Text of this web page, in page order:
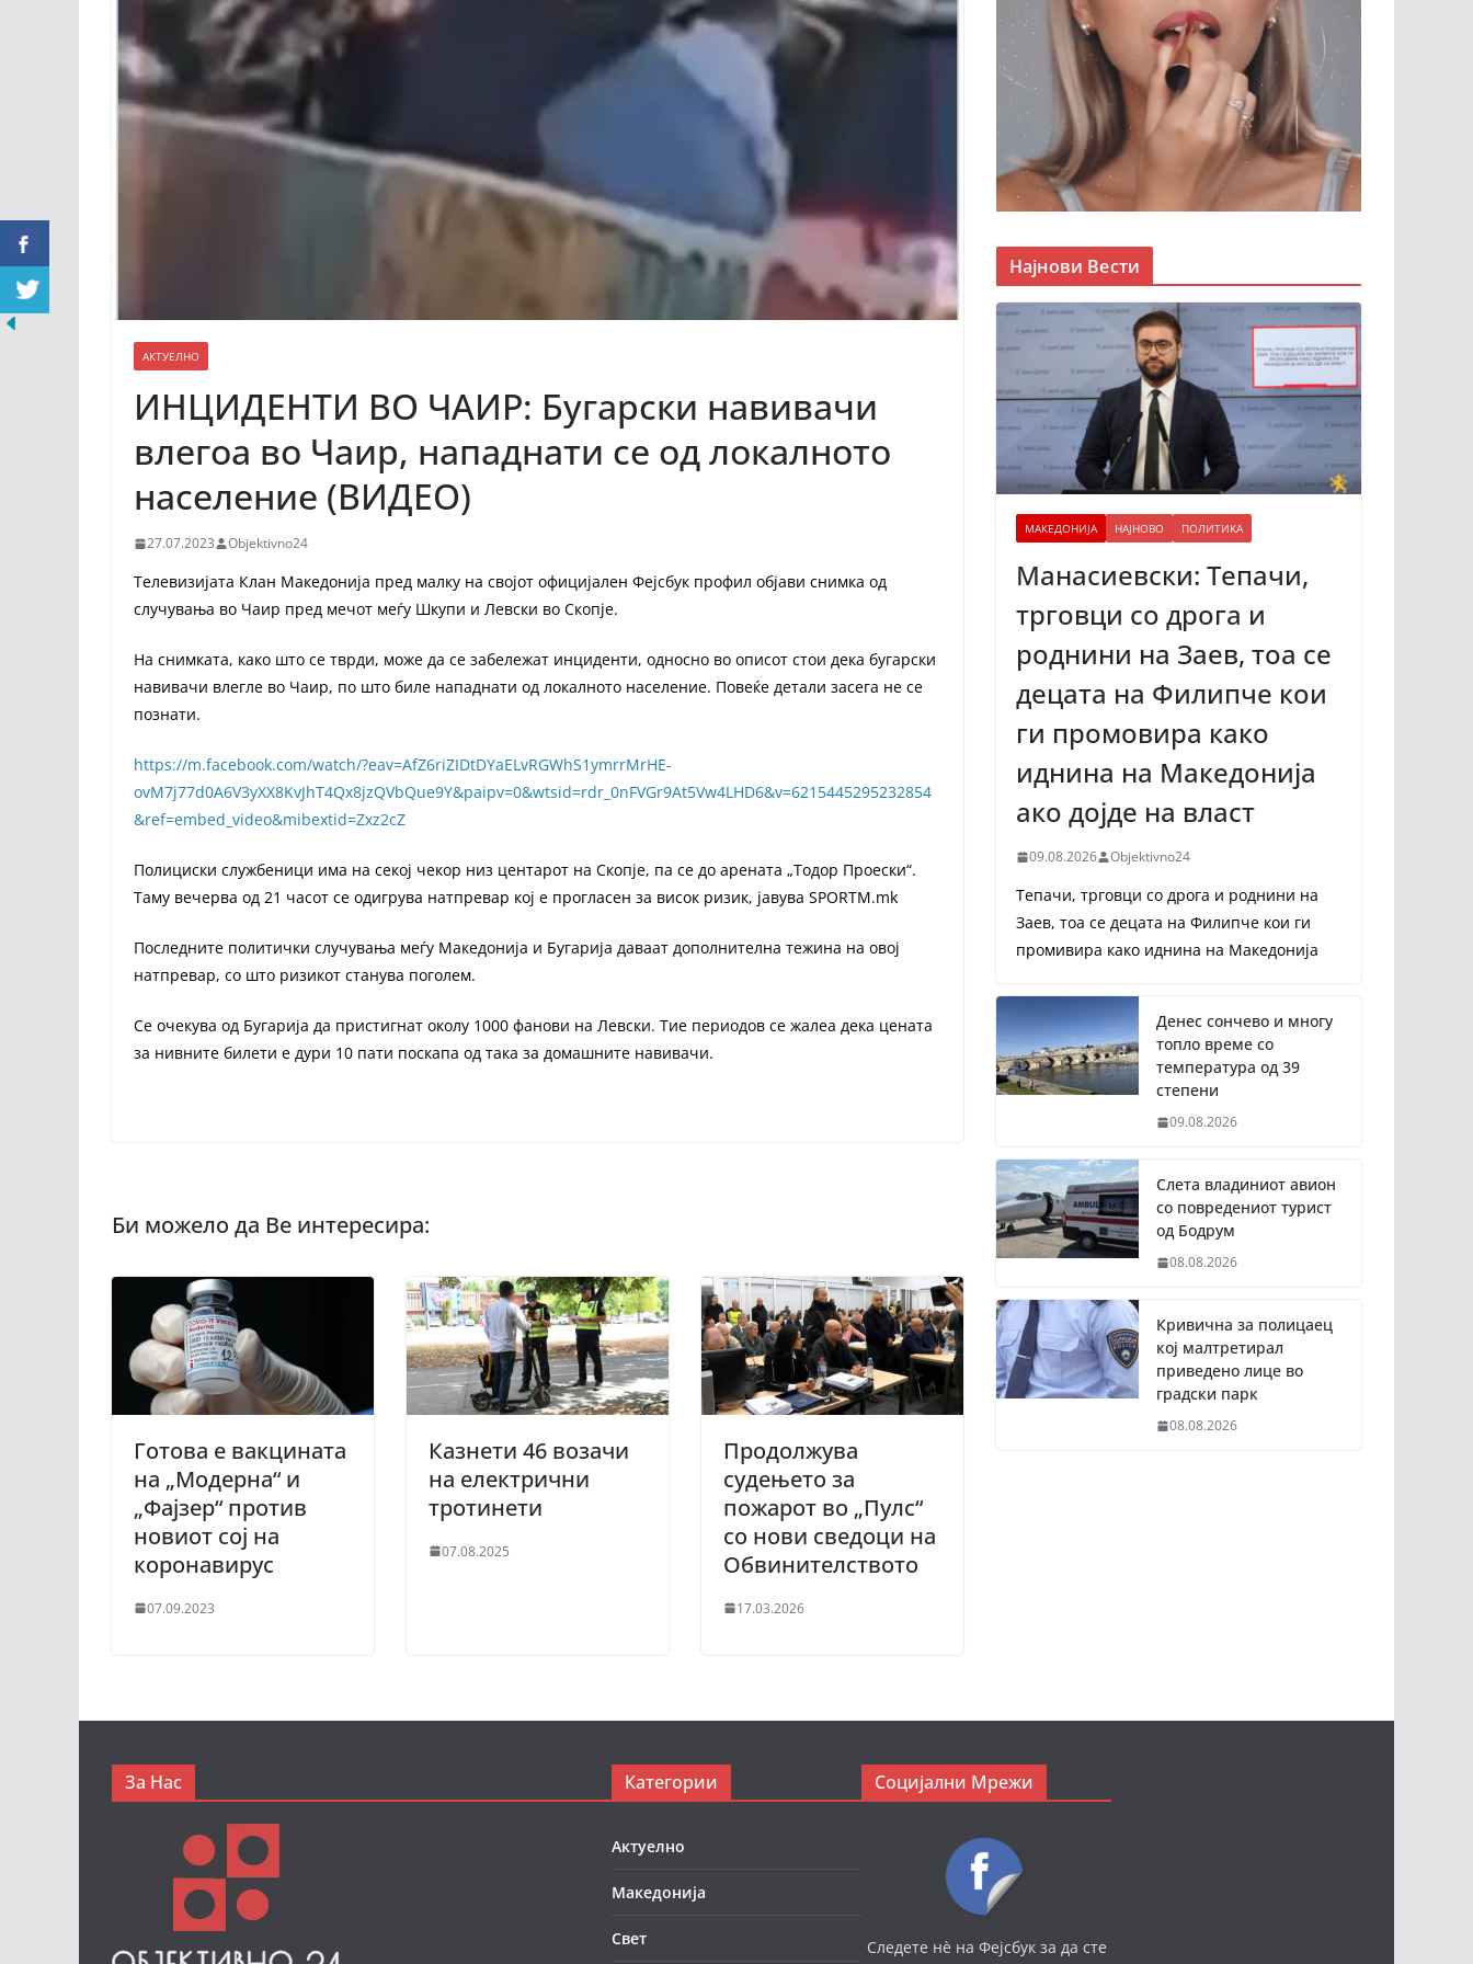
АКТУЕЛНО
ИНЦИДЕНТИ ВО ЧАИР: Бугарски навивачи
влегоа во Чаир, нападнати се од локалното
население (ВИДЕО)
27.07.2023 Objektivno24
Телевизијата Клан Македонија пред малку на својот официјален Фејсбук профил објави снимка од
случувања во Чаир пред мечот меѓу Шкупи и Левски во Скопје.
На снимката, како што се тврди, може да се забележат инциденти, односно во описот стои дека бугарски
навивачи влегле во Чаир, по што биле нападнати од локалното население. Повеќе детали засега не се
познати.
https://m.facebook.com/watch/?eav=AfZ6riZIDtDYaELvRGWhS1ymrrMrHE-
ovM7j77d0A6V3yXX8KvJhT4Qx8jzQVbQue9Y&paipv=0&wtsid=rdr_0nFVGr9At5Vw4LHD6&v=6215445295232854
&ref=embed_video&mibextid=Zxz2cZ
Полициски службеници има на секој чекор низ центарот на Скопје, па се до арената „Тодор Проески“.
Таму вечерва од 21 часот се одигрува натпревар кој е прогласен за висок ризик, јавува SPORTM.mk
Последните политички случувања меѓу Македонија и Бугарија даваат дополнителна тежина на овој
натпревар, со што ризикот станува поголем.
Се очекува од Бугарија да пристигнат околу 1000 фанови на Левски. Тие периодов се жалеа дека цената
за нивните билети е дури 10 пати поскапа од така за домашните навивачи.
Готова е вакцината
на „Модерна“ и
„Фајзер“ против
новиот сој на
коронавирус
07.09.2023
Казнети 46 возачи
на електрични
тротинети
07.08.2025
Продолжува
судењето за
пожарот во „Пулс“
со нови сведоци на
Обвинителството
17.03.2026
Најнови Вести
МАКЕДОНИЈА НАЈНОВО ПОЛИТИКА
Манасиевски: Тепачи,
трговци со дрога и
роднини на Заев, тоа се
децата на Филипче кои
ги промoвира како
иднина на Македонија
ако дојде на власт
09.08.2026 Objektivno24
Тепачи, трговци со дрога и роднини на
Заев, тоа се децата на Филипче кои ги
промивира како иднина на Македонија
Денес сончево и многу
топло време со
температура од 39
степени
09.08.2026
Слета владиниот авион
со повредениот турист
од Бодрум
08.08.2026
Кривична за полицаец
кој малтретирал
приведено лице во
градски парк
08.08.2026
За Нас Категории
Актуелно
Македонија
Свет
Социјални Мрежи
Следете нè на Фејсбук за да сте